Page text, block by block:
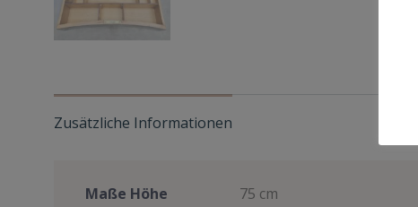
Zusätzliche Informationen
Maße Höhe
75 cm